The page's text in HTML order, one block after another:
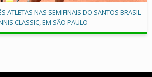
ATLETAS NAS SEMIFINAIS DO SANTOS BRASIL
CLASSIC, EM SÃO PAULO